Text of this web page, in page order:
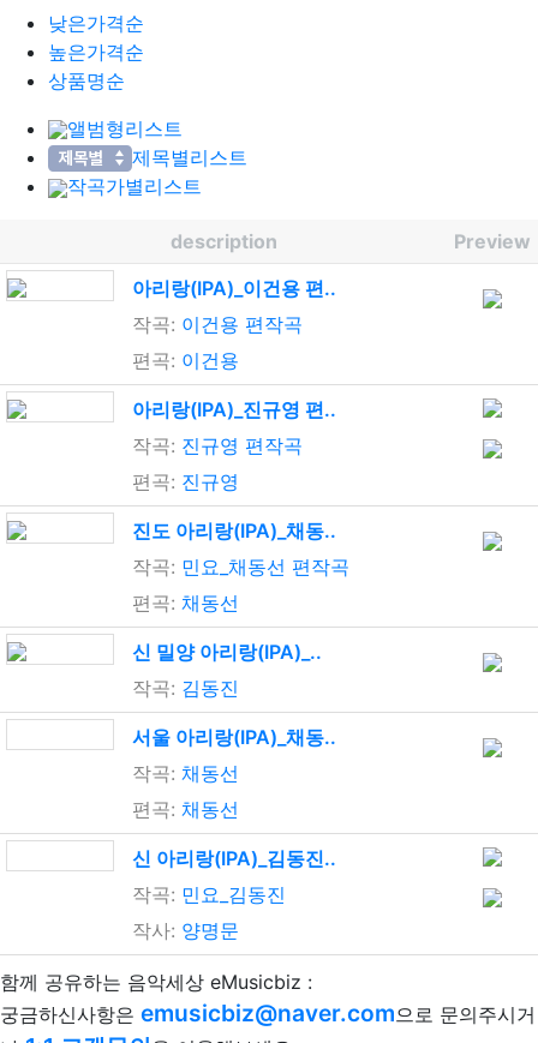
낮은가격순
높은가격순
상품명순
앨범형리스트
제목별리스트
작곡가별리스트
description
Preview
아리랑(IPA)_이건용 편..
작곡: 이건용 편작곡
편곡: 이건용
아리랑(IPA)_진규영 편..
작곡: 진규영 편작곡
편곡: 진규영
진도 아리랑(IPA)_채동..
작곡: 민요_채동선 편작곡
편곡: 채동선
신 밀양 아리랑(IPA)_..
작곡: 김동진
서울 아리랑(IPA)_채동..
작곡: 채동선
편곡: 채동선
신 아리랑(IPA)_김동진..
작곡: 민요_김동진
작사: 양명문
함께 공유하는 음악세상 eMusicbiz :
궁금하신사항은 emusicbiz@naver.com으로 문의주시거